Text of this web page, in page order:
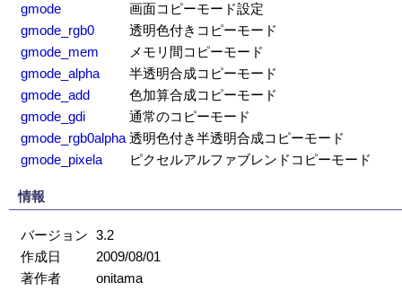
gmode
画面コピーモード設定
gmode_rgb0
透明色付きコピーモード
gmode_mem
メモリ間コピーモード
gmode_alpha
半透明合成コピーモード
gmode_add
色加算合成コピーモード
gmode_gdi
通常のコピーモード
gmode_rgb0alpha 透明色付き半透明合成コピーモード
gmode_pixela
ピクセルアルファブレンドコピーモード
情報
バージョン 3.2
作成日
2009/08/01
著作者
onitama